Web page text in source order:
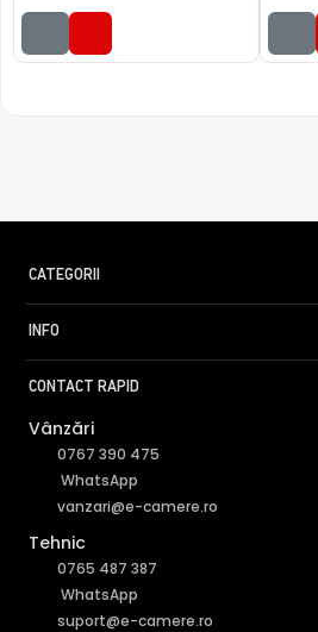
CATEGORII
INFO
CONTACT RAPID
Vânzări
0767 390 475
WhatsApp
vanzari@e-camere.ro
Tehnic
0765 487 387
WhatsApp
suport@e-camere.ro